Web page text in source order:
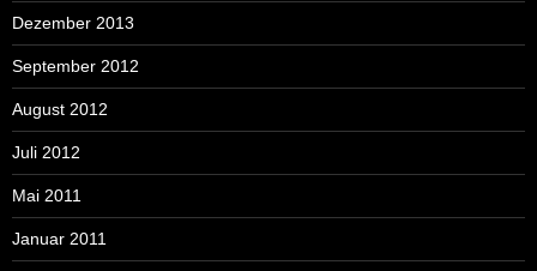
Dezember 2013
September 2012
August 2012
Juli 2012
Mai 2011
Januar 2011